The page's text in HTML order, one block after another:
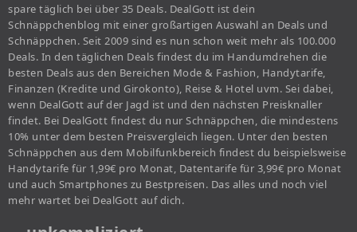
spare täglich bei über 35 Deals. DealGott ist dein
Schnäppchenblog mit einer großartigen Auswahl an Deals und
Schnäppchen. Seit 2009 sind es nun schon weit mehr als 100.000
Deals. In den täglichen Deals findest du im Handumdrehen die
besten Deals aus den Bereichen Mode & Fashion, Handytarife,
Finanzen (Kredite und Girokonto), Reise & Hotel uvm. Sei dabei,
wenn DealGott auf der Jagd ist und den nächsten Preisknaller
findet. Bei DealGott findest du nur Schnäppchen, die mindestens
10% unter dem besten Preisvergleich liegen. Unter den besten
Schnäppchen aus dem Mobilfunkbereich findest du beispielsweise
Handytarife für 1,99€ pro Monat, Datentarife für 3,99€ pro Monat
und auch Smartphones zu Bestpreisen. Das alles und noch viel
mehr wartet bei DealGott auf dich.